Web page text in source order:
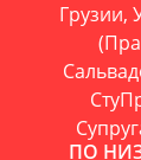
Грузии,
ПО